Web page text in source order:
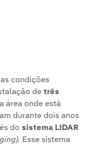
condições
de três
área onde está
durante dois anos
do sistema LIDAR
Esse sistema